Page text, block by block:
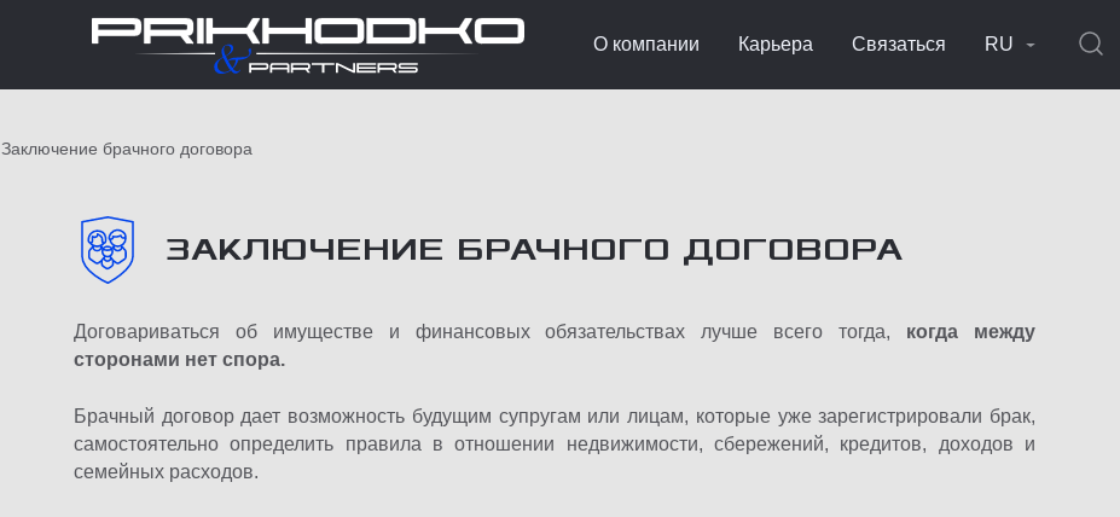
О компании Карьера Связаться RU
Заключение брачного договора
ЗАКЛЮЧЕНИЕ БРАЧНОГО ДОГОВОРА
Договариваться об имуществе и финансовых обязательствах лучше всего тогда, когда между
сторонами нет спора.
Брачный договор дает возможность будущим супругам или лицам, которые уже зарегистрировали брак,
самостоятельно определить правила в отношении недвижимости, сбережений, кредитов, доходов и
семейных расходов.